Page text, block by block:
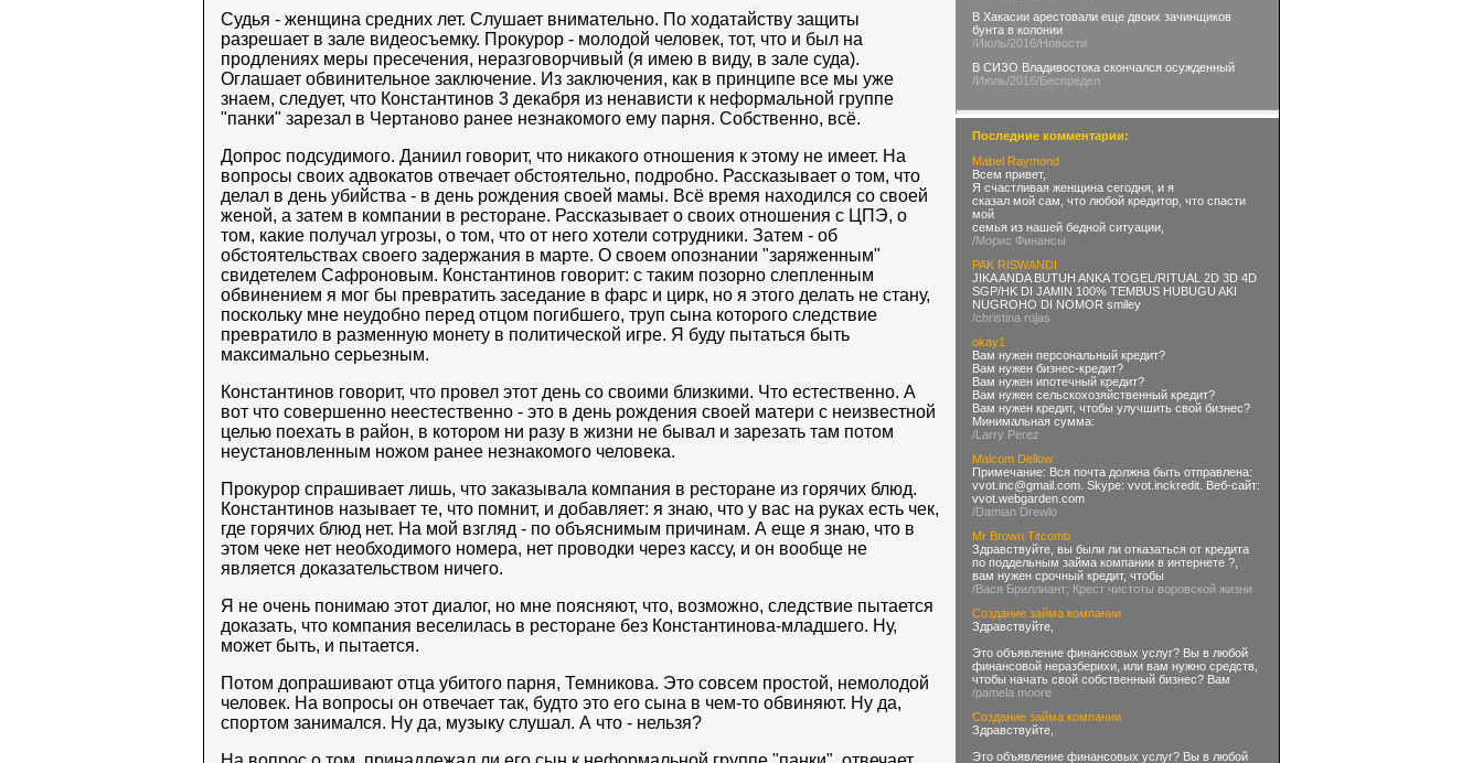
Судья - женщина средних лет. Слушает внимательно. По ходатайству защиты
разрешает в зале видеосъемку. Прокурор - молодой человек, тот, что и был на
продлениях меры пресечения, неразговорчивый (я имею в виду, в зале суда).
Оглашает обвинительное заключение. Из заключения, как в принципе все мы уже
знаем, следует, что Константинов 3 декабря из ненависти к неформальной группе
"панки" зарезал в Чертаново ранее незнакомого ему парня. Собственно, всё.
Допрос подсудимого. Даниил говорит, что никакого отношения к этому не имеет. На
вопросы своих адвокатов отвечает обстоятельно, подробно. Рассказывает о том, что
делал в день убийства - в день рождения своей мамы. Всё время находился со своей
женой, а затем в компании в ресторане. Рассказывает о своих отношения с ЦПЭ, о
том, какие получал угрозы, о том, что от него хотели сотрудники. Затем - об
обстоятельствах своего задержания в марте. О своем опознании "заряженным"
свидетелем Сафроновым. Константинов говорит: с таким позорно слепленным
обвинением я мог бы превратить заседание в фарс и цирк, но я этого делать не стану,
поскольку мне неудобно перед отцом погибшего, труп сына которого следствие
превратило в разменную монету в политической игре. Я буду пытаться быть
максимально серьезным.
Константинов говорит, что провел этот день со своими близкими. Что естественно. А
вот что совершенно неестественно - это в день рождения своей матери с неизвестной
целью поехать в район, в котором ни разу в жизни не бывал и зарезать там потом
неустановленным ножом ранее незнакомого человека.
Прокурор спрашивает лишь, что заказывала компания в ресторане из горячих блюд.
Константинов называет те, что помнит, и добавляет: я знаю, что у вас на руках есть чек,
где горячих блюд нет. На мой взгляд - по объяснимым причинам. А еще я знаю, что в
этом чеке нет необходимого номера, нет проводки через кассу, и он вообще не
является доказательством ничего.
Я не очень понимаю этот диалог, но мне поясняют, что, возможно, следствие пытается
доказать, что компания веселилась в ресторане без Константинова-младшего. Ну,
может быть, и пытается.
Потом допрашивают отца убитого парня, Темникова. Это совсем простой, немолодой
человек. На вопросы он отвечает так, будто это его сына в чем-то обвиняют. Ну да,
спортом занимался. Ну да, музыку слушал. А что - нельзя?
В Хакасии арестовали еще двоих зачинщиков
бунта в колонии
/Июль/2016/Новости
В СИЗО Владивостока скончался осужденный
/Июль/2016/Беспредел
Последние комментарии:
Mabel Raymond
Всем привет,
Я счастливая женщина сегодня, и я
сказал мой сам, что любой кредитор, что спасти
мой
семья из нашей бедной ситуации,
/Морис Финансы
PAK RISWANDI
JIKA ANDA BUTUH ANKA TOGEL/RITUAL 2D 3D 4D
SGP/HK DI JAMIN 100% TEMBUS HUBUGU AKI
NUGROHO DI NOMOR smiley
/christina rojas
okay1
Вам нужен персональный кредит?
Вам нужен бизнес-кредит?
Вам нужен ипотечный кредит?
Вам нужен сельскохозяйственный кредит?
Вам нужен кредит, чтобы улучшить свой бизнес?
Минимальная сумма:
/Larry Perez
Malcom Dellow
Примечание: Вся почта должна быть отправлена:
vvot.inc@gmail.com . Skype: vvot.inckredit. Веб-сайт:
vvot.webgarden.com
/Damian Drewlo
Mr Brown Titcomb
Здравствуйте, вы были ли отказаться от кредита
по поддельным займа компании в интернете ?,
вам нужен срочный кредит, чтобы
/Вася Бриллиант; Крест чистоты воровской жизни
Создание займа компании
Здравствуйте,
Это объявление финансовых услуг? Вы в любой
финансовой неразберихи, или вам нужно средств,
чтобы начать свой собственный бизнес? Вам
/pamela moore
Создание займа компании
Здравствуйте,
Это объявление финансовых услуг? Вы в любой